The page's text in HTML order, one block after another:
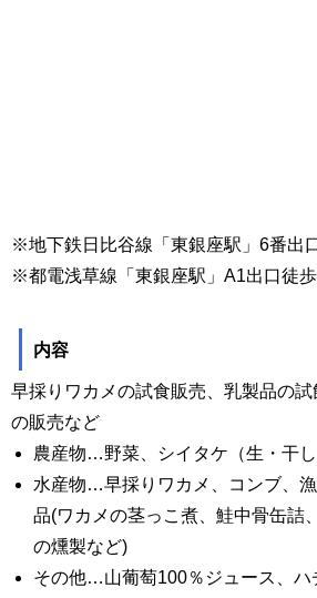
※地下鉄日比谷線「東銀座駅」6番出
※都電浅草線「東銀座駅」A1出口徒
内容
早採りワカメの試食販売、乳製品の
の販売など
農産物…野菜、シイタケ（生・干
水産物…早採りワカメ、コンブ、
品(ワカメの茎っこ煮、鮭中骨缶詰
の燻製など)
その他…山葡萄100％ジュース、ハ